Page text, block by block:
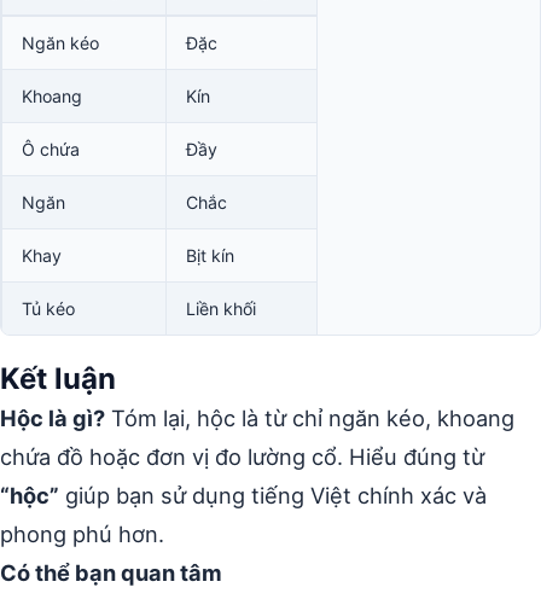
Ngăn kéo Đặc
Khoang Kín
Ô chứa Đầy
Ngăn Chắc
Khay Bịt kín
Tủ kéo Liền khối
Kết luận
Hộc là gì? Tóm lại, hộc là từ chỉ ngăn kéo, khoang
chứa đồ hoặc đơn vị đo lường cổ. Hiểu đúng từ
“hộc” giúp bạn sử dụng tiếng Việt chính xác và
phong phú hơn.
Có thể bạn quan tâm